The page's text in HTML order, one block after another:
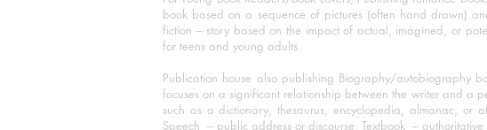
book based on a sequence of pictures (often hand drawn)
fiction – story based on the impact of actual, imagined, or
for teens and young adults.
Publication house also publishing Biography/autobiography
focuses on a significant relationship between the writer and a
such as a dictionary, thesaurus, encyclopedia, almanac, or
Speech – public address or discourse, Textbook –